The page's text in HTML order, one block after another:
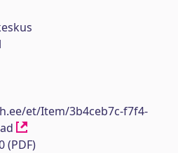
et/Item/3b4ceb7c-f7f4-
(PDF)